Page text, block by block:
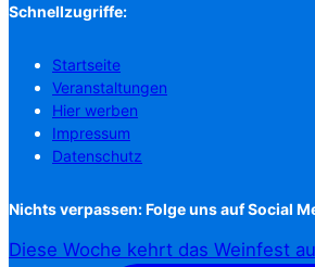
Schnellzugriffe:
Startseite
Veranstaltungen
Hier werben
Impressum
Datenschutz
Nichts verpassen: Folge uns auf Social
Diese Woche kehrt das Weinfest